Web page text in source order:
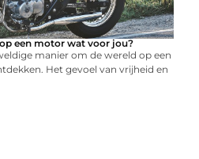
een motor wat voor jou?
manier om de wereld op een
Het gevoel van vrijheid en